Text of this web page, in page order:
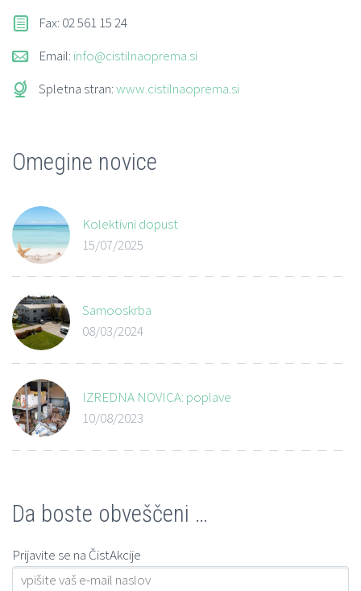
Fax: 02 561 15 24
Email: info@cistilnaoprema.si
Spletna stran:www.cistilnaoprema.si
Omegine novice
Kolektivni dopust
15/07/2025
Samooskrba
08/03/2024
IZREDNA NOVICA: poplave
10/08/2023
Da boste obveščeni …
Prijavite se na ČistAkcije